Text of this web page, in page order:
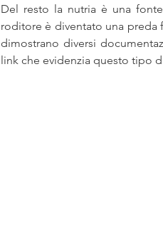
Del resto la nutria è una
roditore è diventato una preda
dimostrano diversi
link che evidenzia questo tipo